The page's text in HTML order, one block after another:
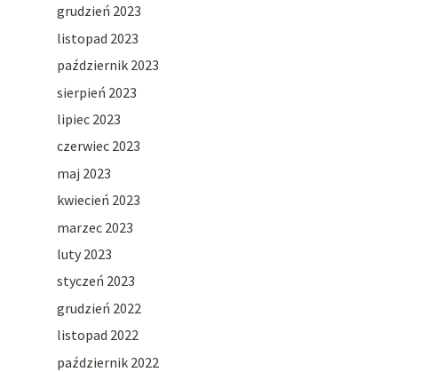
grudzień 2023
listopad 2023
październik 2023
sierpień 2023
lipiec 2023
czerwiec 2023
maj 2023
kwiecień 2023
marzec 2023
luty 2023
styczeń 2023
grudzień 2022
listopad 2022
październik 2022